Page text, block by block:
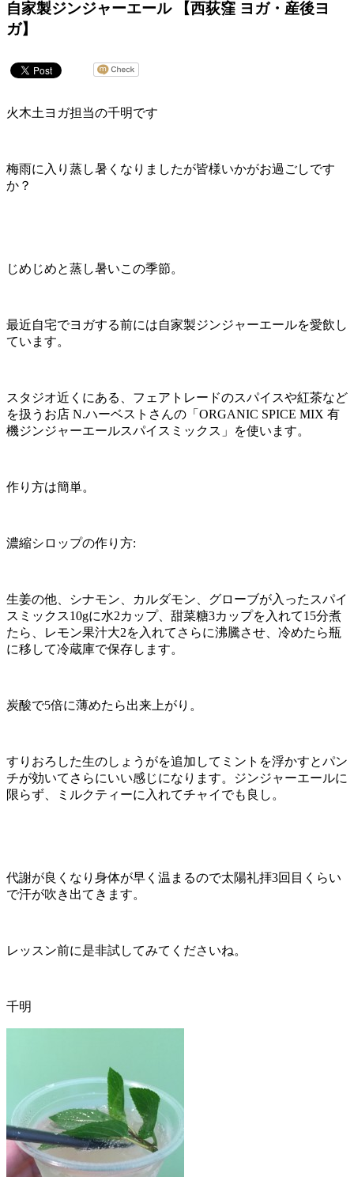
自家製ジンジャーエール 【西荻窪 ヨガ・産後ヨ
ガ】
火木土ヨガ担当の千明です
梅雨に入り蒸し暑くなりましたが皆様いかがお過ごしです
か？
じめじめと蒸し暑いこの季節。
最近自宅でヨガする前には自家製ジンジャーエールを愛飲し
ています。
スタジオ近くにある、フェアトレードのスパイスや紅茶など
を扱うお店 N.ハーベストさんの「ORGANIC SPICE MIX 有
機ジンジャーエールスパイスミックス」を使います。
作り方は簡単。
濃縮シロップの作り方:
生姜の他、シナモン、カルダモン、グローブが入ったスパイ
スミックス10gに水2カップ、甜菜糖3カップを入れて15分煮
たら、レモン果汁大2を入れてさらに沸騰させ、冷めたら瓶
に移して冷蔵庫で保存します。
炭酸で5倍に薄めたら出来上がり。
すりおろした生のしょうがを追加してミントを浮かすとパン
チが効いてさらにいい感じになります。ジンジャーエールに
限らず、ミルクティーに入れてチャイでも良し。
代謝が良くなり身体が早く温まるので太陽礼拝3回目くらい
で汗が吹き出てきます。
レッスン前に是非試してみてくださいね。
千明